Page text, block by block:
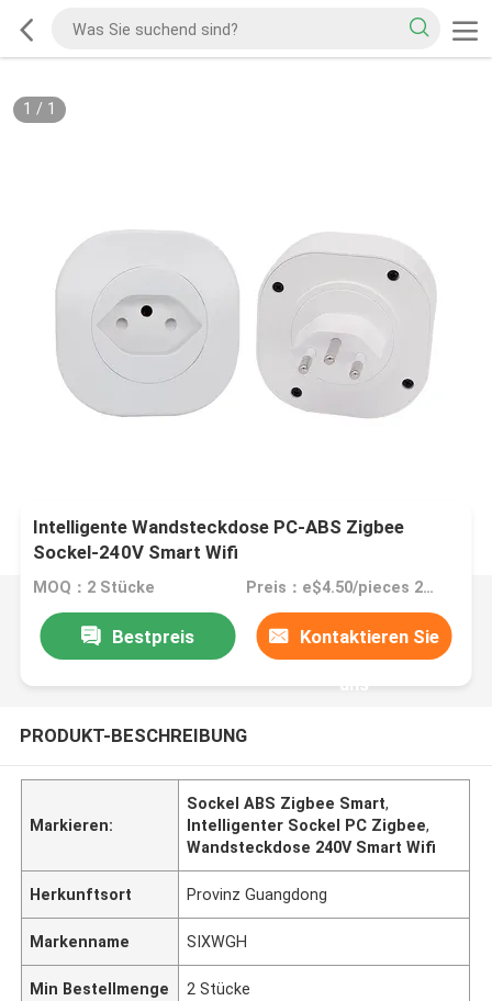
1 / 1
Intelligente Wandsteckdose PC-ABS Zigbee
Sockel-240V Smart Wifi
MOQ：2 Stücke Preis：e$4.50/pieces 2-99 pieces
Bestpreis Kontaktieren Sie
uns
PRODUKT-BESCHREIBUNG
Markieren:
Sockel ABS Zigbee Smart,
Intelligenter Sockel PC Zigbee,
Wandsteckdose 240V Smart Wifi
Herkunftsort Provinz Guangdong
Markenname SIXWGH
Min Bestellmenge 2 Stücke